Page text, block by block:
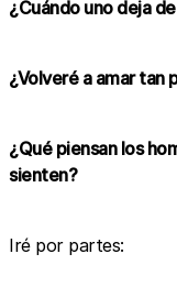
¿Cuándo uno deja
¿Volveré a amar tan
¿Qué piensan los
sienten?
Iré por partes: